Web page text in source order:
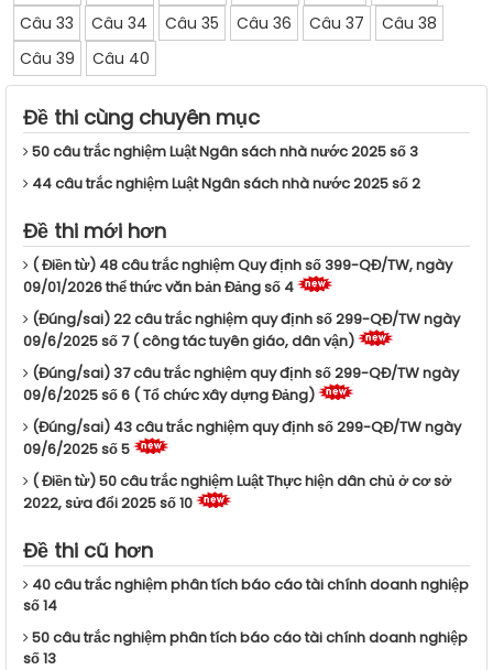
Câu 33
Câu 34 Câu 35 Câu 36 Câu 37
Câu 38
Câu 39
Câu 40
Đề thi cùng chuyên mục
50 câu trắc nghiệm Luật Ngân sách nhà nước 2025 số 3
44 câu trắc nghiệm Luật Ngân sách nhà nước 2025 số 2
Đề thi mới hơn
( Điền từ) 48 câu trắc nghiệm Quy định số 399-QĐ/TW, ngày
09/01/2026 thể thức văn bản Đảng số 4
(Đúng/sai) 22 câu trắc nghiệm quy định số 299-QĐ/TW ngày
09/6/2025 số 7 ( công tác tuyên giáo, dân vận)
(Đúng/sai) 37 câu trắc nghiệm quy định số 299-QĐ/TW ngày
09/6/2025 số 6 ( Tổ chức xây dựng Đảng)
(Đúng/sai) 43 câu trắc nghiệm quy định số 299-QĐ/TW ngày
09/6/2025 số 5
( Điền từ) 50 câu trắc nghiệm Luật Thực hiện dân chủ ở cơ sở
2022, sửa đổi 2025 số 10
Đề thi cũ hơn
40 câu trắc nghiệm phân tích báo cáo tài chính doanh nghiệp
số 14
50 câu trắc nghiệm phân tích báo cáo tài chính doanh nghiệp
số 13